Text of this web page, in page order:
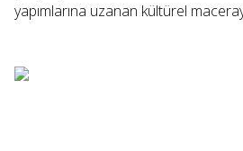
yapımlarına uzanan kültürel